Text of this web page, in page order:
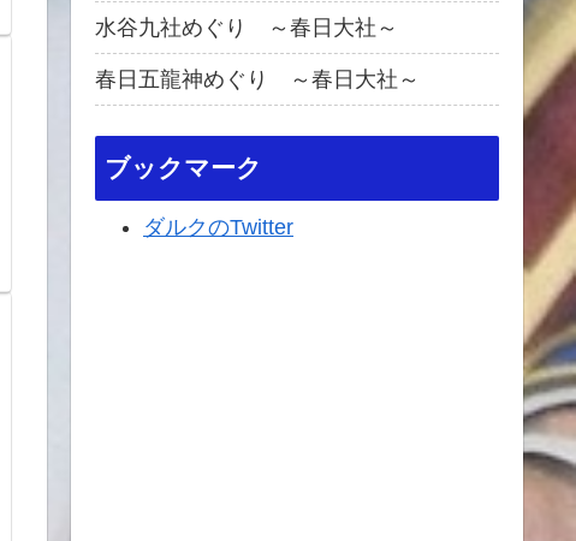
水谷九社めぐり ～春日大社～
春日五龍神めぐり ～春日大社～
ブックマーク
ダルクのTwitter